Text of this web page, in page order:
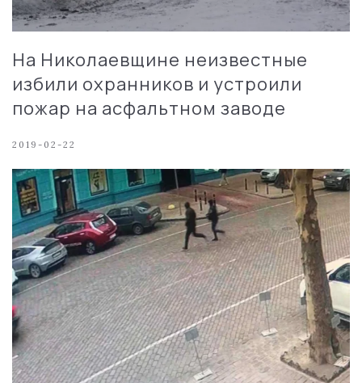
На Николаевщине неизвестные
избили охранников и устроили
пожар на асфальтном заводе
2019-02-22